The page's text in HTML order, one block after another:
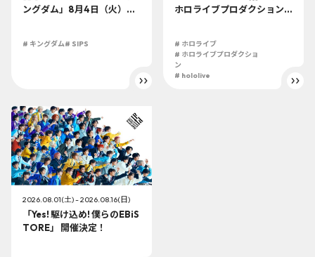
ングダム」8月4日（火）よ
# キングダム# SIPS
ホロライブプロダクション
# ホロライブ
# ホロライブプロダクショ
ン
# hololive
2026.08.01(土) - 2026.08.16(日)
「Yes! 駆け込め! 僕らのEBiS
TORE」 開催決定！